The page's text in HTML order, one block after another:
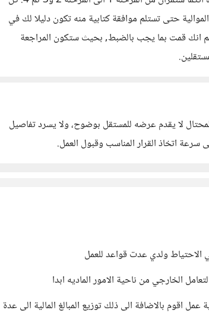
حتى تستلم موافقة كتابية منه تكون دليلا لك في
انك قمت بما يجب بالضبط, بحيث ستكون المراجعة
لا يقدم عرضه للمستقل بوضوح، ولا يسرد تفاصيل
اتخاذ القرار المناسب وقبول العمل.
الاحتياط ولدي عدت قواعد للعمل
اقوم بالاضافة الى ذلك توزيع المبالغ المالية الى عدة